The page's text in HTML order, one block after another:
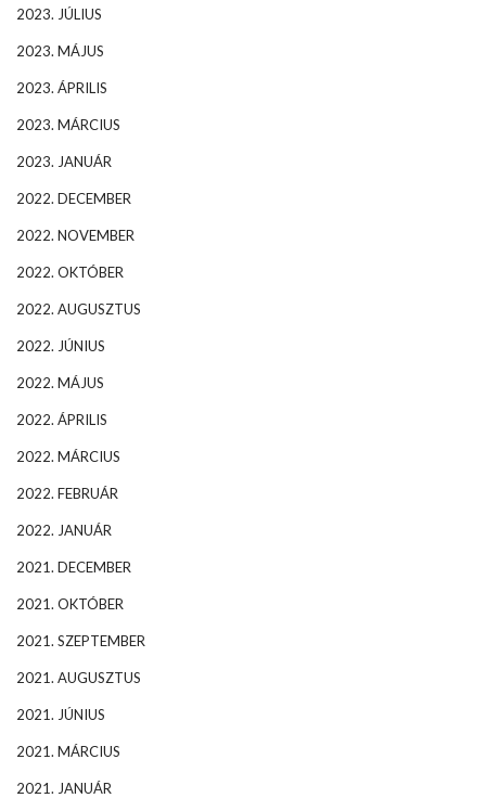
2023. JÚLIUS
2023. MÁJUS
2023. ÁPRILIS
2023. MÁRCIUS
2023. JANUÁR
2022. DECEMBER
2022. NOVEMBER
2022. OKTÓBER
2022. AUGUSZTUS
2022. JÚNIUS
2022. MÁJUS
2022. ÁPRILIS
2022. MÁRCIUS
2022. FEBRUÁR
2022. JANUÁR
2021. DECEMBER
2021. OKTÓBER
2021. SZEPTEMBER
2021. AUGUSZTUS
2021. JÚNIUS
2021. MÁRCIUS
2021. JANUÁR